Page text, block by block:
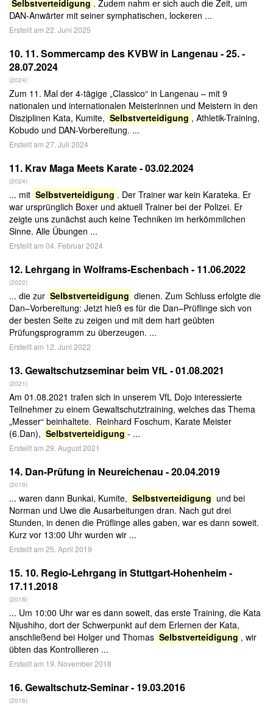
Selbstverteidigung . Zudem nahm er sich auch die Zeit, um
DAN-Anwärter mit seiner symphatischen, lockeren ...
Erstellt am 22. Juni 2025
10. 11. Sommercamp des KVBW in Langenau - 25. -
28.07.2024
(2024)
Zum 11. Mal der 4-tägige „Classico“ in Langenau – mit 9
nationalen und internationalen Meisterinnen und Meistern in den
Disziplinen Kata, Kumite, Selbstverteidigung , Athletik-Training,
Kobudo und DAN-Vorbereitung. ...
Erstellt am 27. Juli 2024
11. Krav Maga Meets Karate - 03.02.2024
(2024)
... mit Selbstverteidigung . Der Trainer war kein Karateka. Er
war ursprünglich Boxer und aktuell Trainer bei der Polizei. Er
zeigte uns zunächst auch keine Techniken im herkömmlichen
Sinne. Alle Übungen ...
Erstellt am 04. Februar 2024
12. Lehrgang in Wolframs-Eschenbach - 11.06.2022
(2022)
... die zur Selbstverteidigung dienen. Zum Schluss erfolgte die
Dan–Vorbereitung: Jetzt hieß es für die Dan–Prüflinge sich von
der besten Seite zu zeigen und mit dem hart geübten
Prüfungsprogramm zu überzeugen. ...
Erstellt am 12. Juni 2022
13.Gewaltschutzseminar beim VfL - 01.08.2021
(2021)
Am 01.08.2021 trafen sich in unserem VfL Dojo interessierte
Teilnehmer zu einem Gewaltschutztraining, welches das Thema
„Messer“ beinhaltete. Reinhard Foschum, Karate Meister
(6.Dan), Selbstverteidigung - ...
Erstellt am 29. August 2021
14. Dan-Prüfung in Neureichenau - 20.04.2019
(2019)
... waren dann Bunkai, Kumite, Selbstverteidigung und bei
Norman und Uwe die Ausarbeitungen dran. Nach gut drei
Stunden, in denen die Prüflinge alles gaben, war es dann soweit.
Kurz vor 13:00 Uhr wurden wir ...
Erstellt am 25. April 2019
15. 10. Regio-Lehrgang in Stuttgart-Hohenheim -
17.11.2018
(2018)
... Um 10:00 Uhr war es dann soweit, das erste Training, die Kata
Nijushiho, dort der Schwerpunkt auf dem Erlernen der Kata,
anschließend bei Holger und Thomas Selbstverteidigung , wir
übten das Kontrollieren ...
Erstellt am 19. November 2018
16.Gewaltschutz-Seminar - 19.03.2016
(2016)